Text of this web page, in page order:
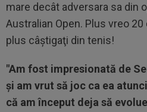
mare decât adversara sa din
Australian Open. Plus vreo
plus câştigaţi din tenis!
"Am fost impresionată de
și am vrut să joc ca ea
că am început deja să